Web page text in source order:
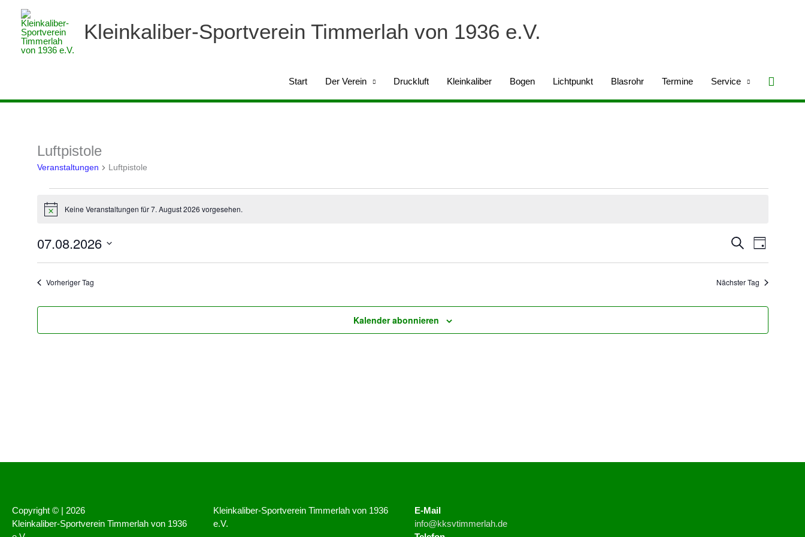
springen
Kleinkaliber-Sportverein Timmerlah von 1936 e.V.
Start Der Verein Druckluft Kleinkaliber Bogen Lichtpunkt Blasrohr Termine Service
Luftpistole
Veranstaltungen Luftpistole
Veranstaltungen
7.
August
2026
HinweisKeine Veranstaltungen für 7. August 2026 vorgesehen.
Veranstaltungen
und
Ansichten,
Suche
Navigation
Tag
07.08.2026
Vorheriger Tag
Nächster Tag
Kalender abonnieren
Copyright © | 2026
Kleinkaliber-Sportverein Timmerlah von 1936
Kleinkaliber-Sportverein Timmerlah von 1936
e.V.
E-Mail
info@kksvtimmerlah.de